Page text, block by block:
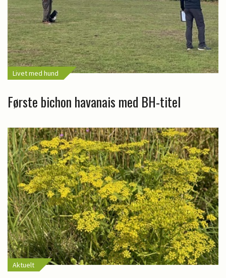
Livet med hund
Første bichon havanais med BH-titel
Aktuelt